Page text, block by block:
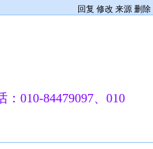
回复 修改 来源 删除
010-84479097、010